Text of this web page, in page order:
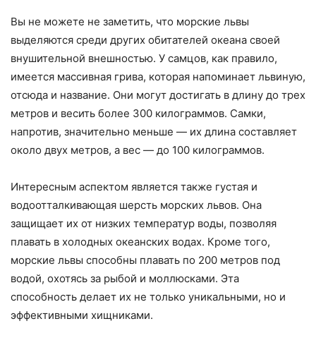
Вы не можете не заметить, что морские львы
выделяются среди других обитателей океана своей
внушительной внешностью. У самцов, как правило,
имеется массивная грива, которая напоминает львиную,
отсюда и название. Они могут достигать в длину до трех
метров и весить более 300 килограммов. Самки,
напротив, значительно меньше — их длина составляет
около двух метров, а вес — до 100 килограммов.
Интересным аспектом является также густая и
водоотталкивающая шерсть морских львов. Она
защищает их от низких температур воды, позволяя
плавать в холодных океанских водах. Кроме того,
морские львы способны плавать по 200 метров под
водой, охотясь за рыбой и моллюсками. Эта
способность делает их не только уникальными, но и
эффективными хищниками.